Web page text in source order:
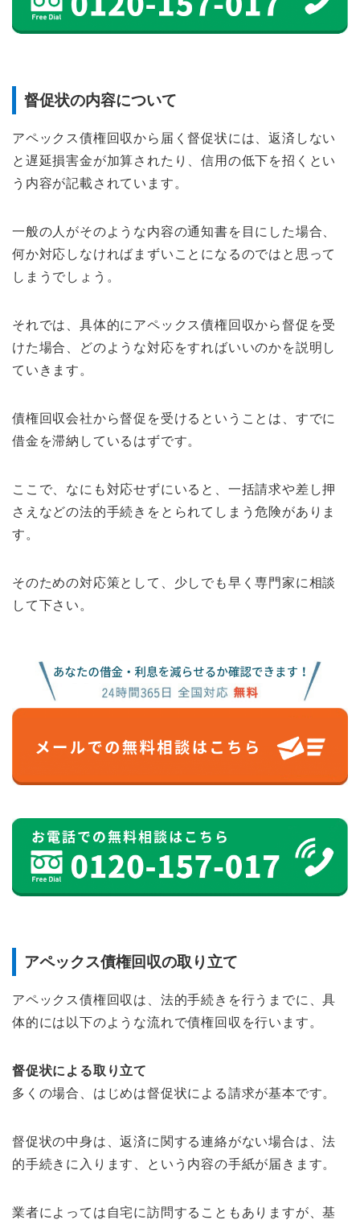
督促状の内容について
アペックス債権回収から届く督促状には、返済しない
と遅延損害金が加算されたり、信用の低下を招くとい
う内容が記載されています。
一般の人がそのような内容の通知書を目にした場合、
何か対応しなければまずいことになるのではと思って
しまうでしょう。
それでは、具体的にアペックス債権回収から督促を受
けた場合、どのような対応をすればいいのかを説明し
ていきます。
債権回収会社から督促を受けるということは、すでに
借金を滞納しているはずです。
ここで、なにも対応せずにいると、一括請求や差し押
さえなどの法的手続きをとられてしまう危険がありま
す。
そのための対応策として、少しでも早く専門家に相談
して下さい。
アペックス債権回収の取り立て
アペックス債権回収は、法的手続きを行うまでに、具
体的には以下のような流れで債権回収を行います。
督促状による取り立て
多くの場合、はじめは督促状による請求が基本です。
督促状の中身は、返済に関する連絡がない場合は、法
的手続きに入ります、という内容の手紙が届きます。
業者によっては自宅に訪問することもありますが、基